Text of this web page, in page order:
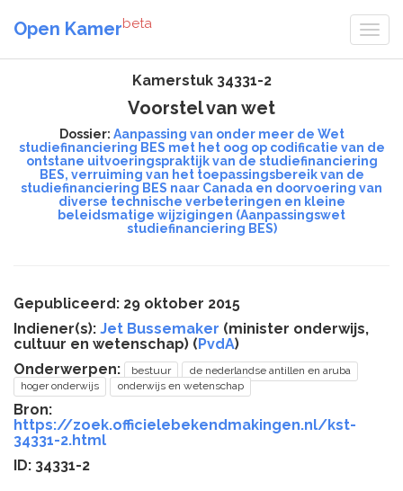
Open Kamerbeta
Kamerstuk 34331-2
Voorstel van wet
Dossier: Aanpassing van onder meer de Wet
studiefinanciering BES met het oog op codificatie van de
ontstane uitvoeringspraktijk van de studiefinanciering
BES, verruiming van het toepassingsbereik van de
studiefinanciering BES naar Canada en doorvoering van
diverse technische verbeteringen en kleine
beleidsmatige wijzigingen (Aanpassingswet
studiefinanciering BES)
Gepubliceerd: 29 oktober 2015
Indiener(s): Jet Bussemaker (minister onderwijs,
cultuur en wetenschap) (PvdA)
Onderwerpen:
bestuur
de nederlandse antillen en aruba
hoger onderwijs
onderwijs en wetenschap
Bron:
https://zoek.officielebekendmakingen.nl/kst-
34331-2.html
ID: 34331-2